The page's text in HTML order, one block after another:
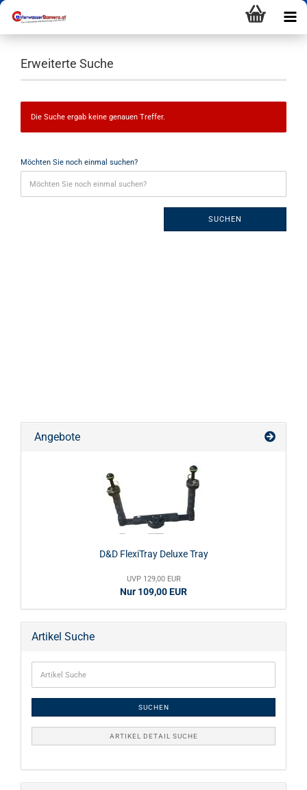
Erweiterte Suche
Die Suche ergab keine genauen Treffer.
Möchten Sie noch einmal suchen?
SUCHEN
Angebote
D&D FlexiTray Deluxe Tray
UVP 129,00 EUR
Nur 109,00 EUR
Artikel Suche
SUCHEN
ARTIKEL DETAIL SUCHE